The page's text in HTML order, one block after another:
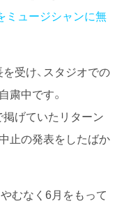
ミュージシャンに無
受け、スタジオでの
粛中です。
げていたリターン
止の発表をしたばか
やむなく6月をもって